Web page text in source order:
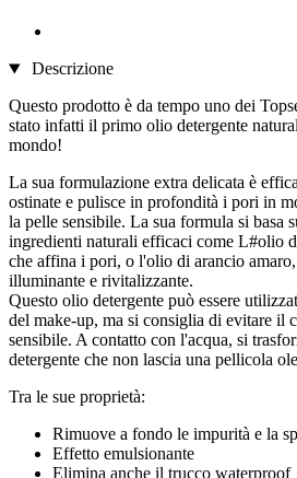
Descrizione
Questo prodotto è da tempo uno dei
stato infatti il primo olio detergente
mondo!
La sua formulazione extra delicata è
ostinate e pulisce in profondità i pori in
la pelle sensibile. La sua formula si basa
ingredienti naturali efficaci come L#olio
che affina i pori, o l'olio di arancio
illuminante e rivitalizzante.
Questo olio detergente può essere
del make-up, ma si consiglia di evitare il
sensibile. A contatto con l'acqua, si
detergente che non lascia una pellicola
Tra le sue proprietà:
Rimuove a fondo le impurità e la
Effetto emulsionante
Elimina anche il trucco waterproof